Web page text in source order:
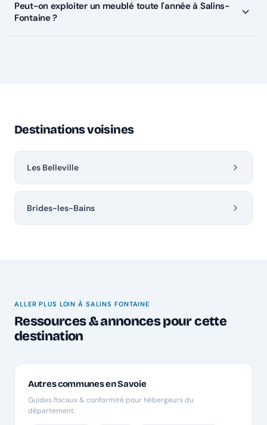
Peut-on exploiter un meublé toute l'année à Salins-
Fontaine ?
Destinations voisines
Les Belleville
Brides-les-Bains
ALLER PLUS LOIN À SALINS FONTAINE
Ressources & annonces pour cette
destination
Autres communes en Savoie
Guides fiscaux & conformité pour hébergeurs du
département.